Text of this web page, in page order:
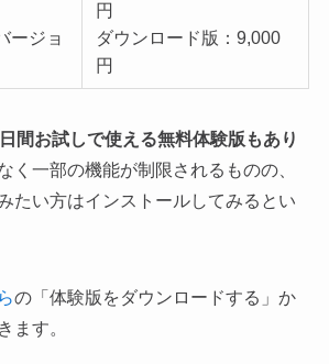
ージョ
円
ダウンロード版：9,000
円
間お試しで使える無料体験版もあり
く一部の機能が制限されるものの、
たい方はインストールしてみるとい
の「体験版をダウンロードする」か
ます。